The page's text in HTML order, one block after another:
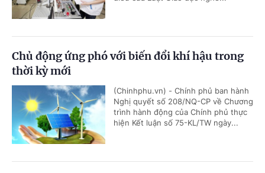
Chủ động ứng phó với biến đổi khí hậu trong
thời kỳ mới
(Chinhphu.vn) - Chính phủ ban hành
Nghị quyết số 208/NQ-CP về Chương
trình hành động của Chính phủ thực
hiện Kết luận số 75-KL/TW ngày...